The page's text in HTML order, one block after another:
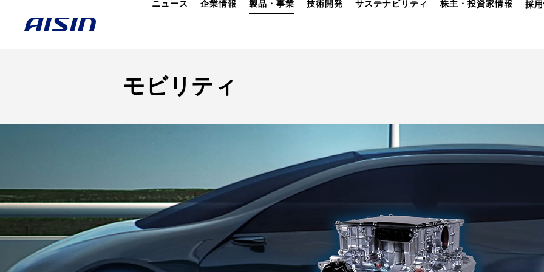
ニュース 企業情報 製品・事業 技術開発 サステナビリティ 株主・投資家情報 採
モビリティ